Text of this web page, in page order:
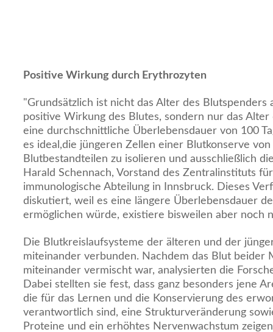
Positive Wirkung durch Erythrozyten
"Grundsätzlich ist nicht das Alter des Blutspenders
positive Wirkung des Blutes, sondern nur das
eine durchschnittliche Überlebensdauer von 100
es ideal,die jüngeren Zellen einer Blutkonserve
Blutbestandteilen zu isolieren und ausschließlich
Harald Schennach, Vorstand des Zentralinstituts
immunologische Abteilung in Innsbruck. Dieses
diskutiert, weil es eine längere Überlebensdauer
ermöglichen würde, existiere bisweilen aber noch
Die Blutkreislaufsysteme der älteren und der
miteinander verbunden. Nachdem das Blut beider
miteinander vermischt war, analysierten die
Dabei stellten sie fest, dass ganz besonders jene
die für das Lernen und die Konservierung des
verantwortlich sind, eine Strukturveränderung
Proteine und ein erhöhtes Nervenwachstum